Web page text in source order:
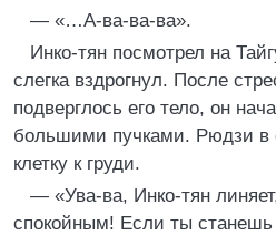
— «…А-ва-ва-ва».
Инко-тян посмотрел на
слегка вздрогнул. После
подверглось его тело, он
большими пучками. Рюдзи в
клетку к груди.
— «Ува-ва, Инко-тян
спокойным! Если ты станешь